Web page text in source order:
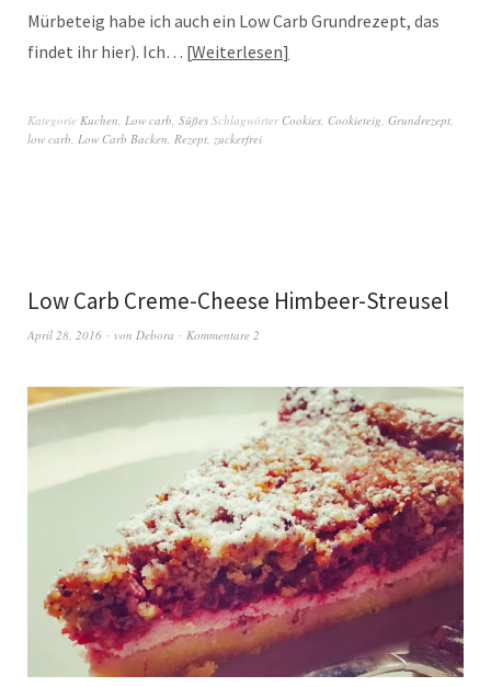
Mürbeteig habe ich auch ein Low Carb Grundrezept, das
findet ihr hier). Ich… Weiterlesen
Kategorie Kuchen Low carb Süßes Schlagwörter Cookies Cookieteig Grundrezept
low carb Low Carb Backen Rezept zuckerfrei
Low Carb Creme-Cheese Himbeer-Streusel
April 28, 2016 von Debora Kommentare 2